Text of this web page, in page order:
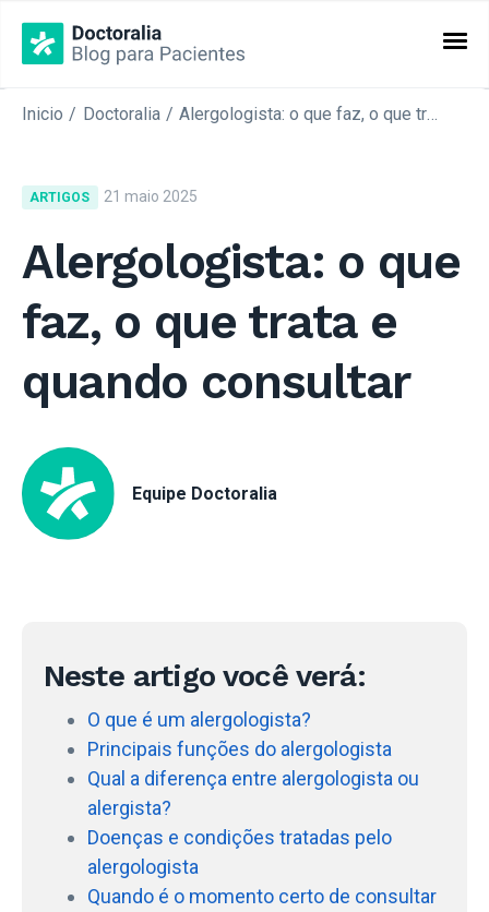
CATEGORIAS
Especialidades
Inicio Doctoralia Alergologista: o que faz, o que trata e quando consultar
ARTIGOS 21 maio 2025
Alergologista: o que
faz, o que trata e
quando consultar
Equipe Doctoralia
Neste artigo você verá:
O que é um alergologista?
Principais funções do alergologista
Qual a diferença entre alergologista ou
alergista?
Doenças e condições tratadas pelo
alergologista
Quando é o momento certo de consultar